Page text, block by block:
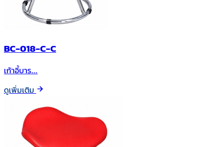
BC-018-C-C
เก้าอี้บาร…
ดูเพิ่มเติม